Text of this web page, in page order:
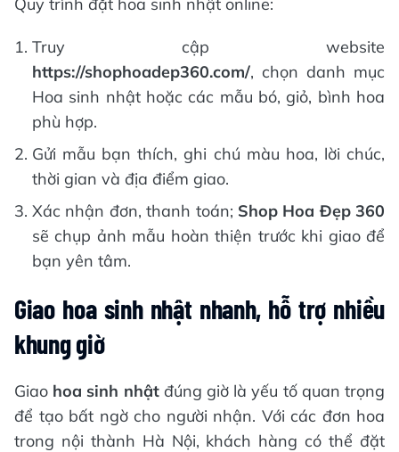
Truy cập website
https://shophoadep360.com/, chọn danh mục
Hoa sinh nhật hoặc các mẫu bó, giỏ, bình hoa
phù hợp.
Gửi mẫu bạn thích, ghi chú màu hoa, lời chúc,
thời gian và địa điểm giao.
Xác nhận đơn, thanh toán; Shop Hoa Đẹp 360
sẽ chụp ảnh mẫu hoàn thiện trước khi giao để
bạn yên tâm.
Giao hoa sinh nhật nhanh, hỗ trợ nhiều
khung giờ
Giao hoa sinh nhậtđúng giờ là yếu tố quan trọng
để tạo bất ngờ cho người nhận. Với các đơn hoa
trong nội thành Hà Nội, khách hàng có thể đặt